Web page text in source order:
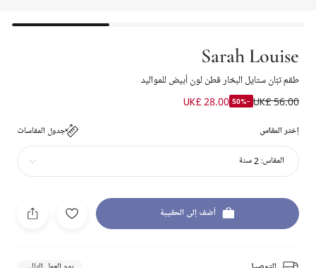
Sarah Louise
طقم تبّان ستايل البحّار قطن لون أبيض للمواليد
UK£ 56.00
-50%
UK£ 28.00
إختر المقاس جدول المقاسات
المقاس:2 سنة
أضف إلى الحقيبة